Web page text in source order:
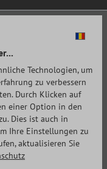
Technologien, um
zu verbessern
Durch Klicken auf
einer Option in den
Dies ist auch in
Ihre Einstellungen zu
aktualisieren Sie